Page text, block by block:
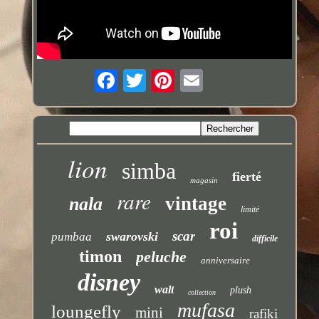
lion simba magasin fierté
nala rare vintage limité
pumbaa swarovski scar roi difficile
timon peluche anniversaire
disney walt collection plush
loungefly mini mufasa rafiki